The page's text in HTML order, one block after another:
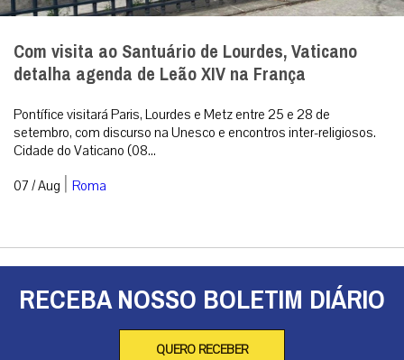
Com visita ao Santuário de Lourdes, Vaticano
detalha agenda de Leão XIV na França
Pontífice visitará Paris, Lourdes e Metz entre 25 e 28 de
setembro, com discurso na Unesco e encontros inter-religiosos.
Cidade do Vaticano (08...
07 / Aug | Roma
RECEBA NOSSO BOLETIM DIÁRIO
QUERO RECEBER